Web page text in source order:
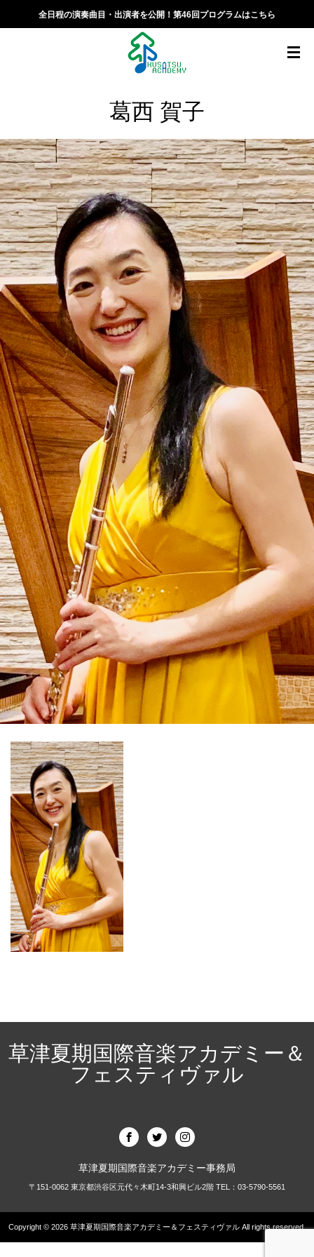
全日程の演奏曲目・出演者を公開！第46回プログラムはこちら
葛西 賀子
草津夏期国際音楽アカデミー＆
フェスティヴァル
草津夏期国際音楽アカデミー事務局
〒151-0062 東京都渋谷区元代々木町14-3和興ビル2階 TEL：03-5790-5561
Copyright © 2026 草津夏期国際音楽アカデミー＆フェスティヴァル All rights reserved.